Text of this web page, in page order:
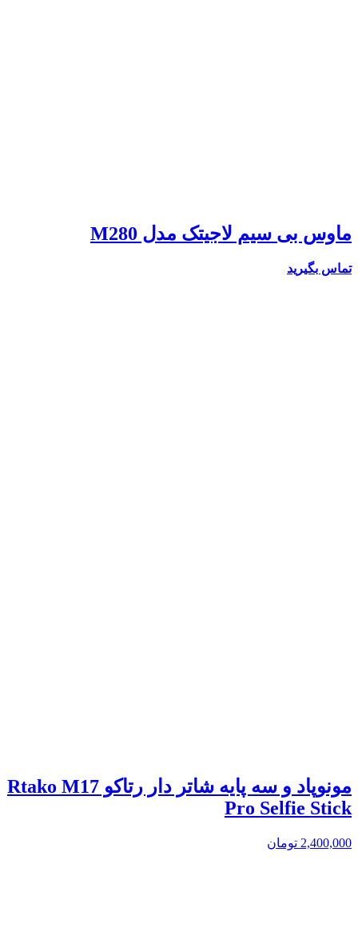
ماوس بی سیم لاجیتک مدل M280
تماس بگیرید
مونوپاد و سه پایه شاتر دار رتاکو Rtako M17
Pro Selfie Stick
2,400,000 تومان